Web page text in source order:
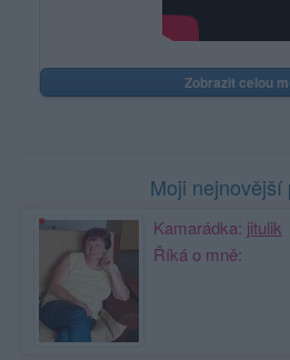
Zobrazit celou
Moji nejnovější
Kamarádka: jitulik
Říká o mně: